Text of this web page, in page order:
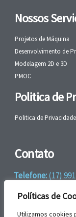
Políticas de
Utilizamos cookies
Nossos
Projetos de Máquina
Desenvolvimento de
Modelagem 2D e 3D
PMOC
Politica de
Politica de Privacidade
Contato
Telefone:(17)
WhatsApp:+55
email: